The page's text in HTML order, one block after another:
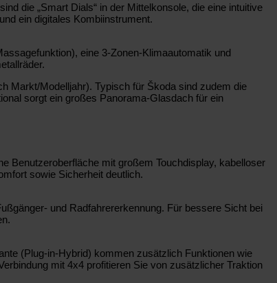
die „Smart Dials“ in der Mittelkonsole, die eine intuitive
ein digitales Kombiinstrument.
eine 3-Zonen-Klimaautomatik und
Markt/Modelljahr). Typisch für Škoda sind zudem die
sorgt ein großes Panorama-Glasdach für ein
Benutzeroberfläche mit großem Touchdisplay, kabelloser
sowie Sicherheit deutlich.
und Radfahrererkennung. Für bessere Sicht bei
(Plug-in-Hybrid) kommen zusätzlich Funktionen wie
mit 4x4 profitieren Sie von zusätzlicher Traktion